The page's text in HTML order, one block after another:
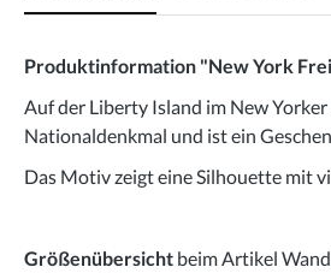
Produktinformation "New York
Auf der Liberty Island im New
Nationaldenkmal und ist ein
Das Motiv zeigt eine Silhouette mit
Größenübersicht beim Artikel